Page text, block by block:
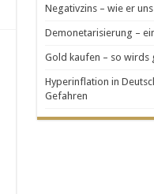
Negativzins – wie er
Demonetarisierung –
Gold kaufen – so wirds
Hyperinflation in
Gefahren